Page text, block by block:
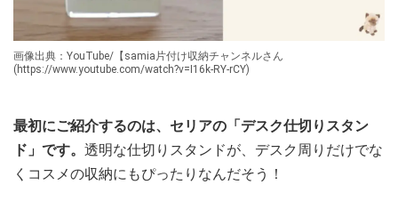
画像出典：YouTube/【samia片付け収納チャンネルさん
(https://www.youtube.com/watch?v=I16k-RY-rCY)
最初にご紹介するのは、セリアの「デスク仕切りスタン
ド」です。 透明な仕切りスタンドが、デスク周りだけでな
くコスメの収納にもぴったりなんだそう！